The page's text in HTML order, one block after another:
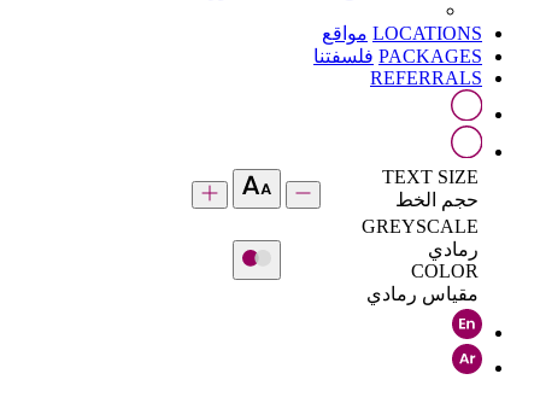
LOCATIONS مواقع
PACKAGES فلسفتنا
REFERRALS
TEXT SIZE
حجم الخط
GREYSCALE
رمادي
COLOR
مقياس رمادي